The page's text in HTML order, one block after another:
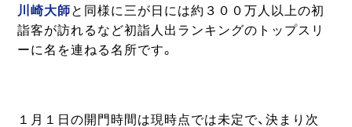
川崎大師と同様に三が日には約３００万人以上の初
詣客が訪れるなど初詣人出ランキングのトップスリ
ーに名を連ねる名所です。
１月１日の開門時間は現時点では未定で、決まり次